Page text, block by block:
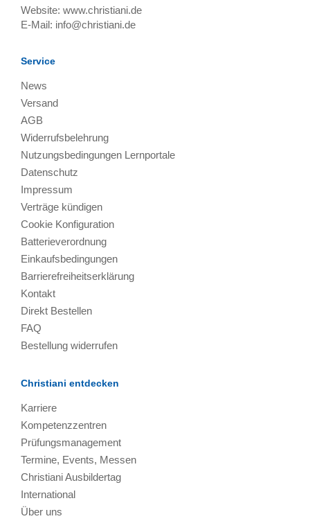
Website: www.christiani.de
E-Mail: info@christiani.de
Service
News
Versand
AGB
Widerrufsbelehrung
Nutzungsbedingungen Lernportale
Datenschutz
Impressum
Verträge kündigen
Cookie Konfiguration
Batterieverordnung
Einkaufsbedingungen
Barrierefreiheitserklärung
Kontakt
Direkt Bestellen
FAQ
Bestellung widerrufen
Christiani entdecken
Karriere
Kompetenzzentren
Prüfungsmanagement
Termine, Events, Messen
Christiani Ausbildertag
International
Über uns